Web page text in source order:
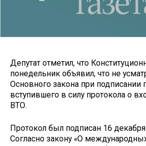
Депутат отметил, что
понедельник объявил, что не
Основного закона при подписании
вступившего в силу протокола о
ВТО.
Протокол был подписан 16 декабря
Согласно закону «О